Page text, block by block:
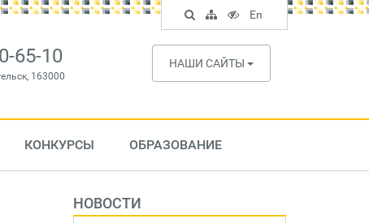
65-10
163000
НАШИ САЙТЫ
КОНКУРСЫ ОБРАЗОВАНИЕ
НОВОСТИ
Поиск
по
сайту
Карта
сайта
Версия
для
слабовидящих
En
English